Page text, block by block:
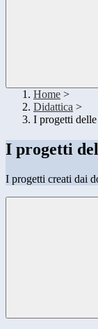
Home >
Didattica >
I progetti delle
I progetti
I progetti creati dai